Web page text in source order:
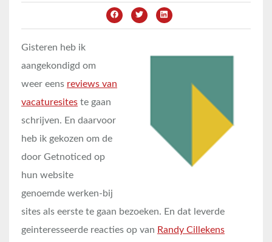
Gisteren heb ik
aangekondigd om
weer eens reviews van
vacaturesites te gaan
schrijven. En daarvoor
heb ik gekozen om de
door Getnoticed op
hun website
genoemde werken-bij
sites als eerste te gaan bezoeken. En dat leverde
geinteresseerde reacties op van Randy Cillekens